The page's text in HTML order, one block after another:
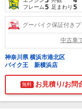
フレーム5 足まわり 5
グーバイク保証付きプ
中古車
神奈川県 横浜市港北区
バイク王 新横浜店
無料 お見積り/お問